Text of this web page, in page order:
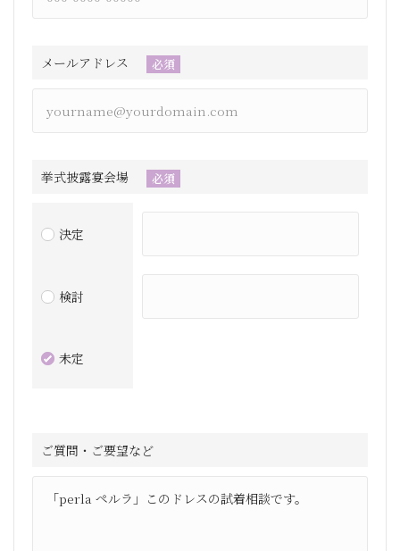
メールアドレス 必須
挙式披露宴会場 必須
決定
検討
未定
ご質問・ご要望など